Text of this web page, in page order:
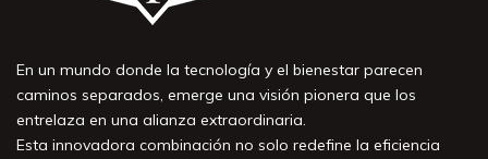
En un mundo donde la tecnología y el bienestar parecen
caminos separados, emerge una visión pionera que los
entrelaza en una alianza extraordinaria.
Esta innovadora combinación no solo redefine la eficiencia